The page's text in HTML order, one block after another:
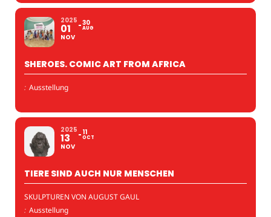
2025
01
NOV
30
AUG
SHEROES. COMIC ART FROM AFRICA
: Ausstellung
2025
13
NOV
11
OCT
TIERE SIND AUCH NUR MENSCHEN
SKULPTUREN VON AUGUST GAUL
: Ausstellung